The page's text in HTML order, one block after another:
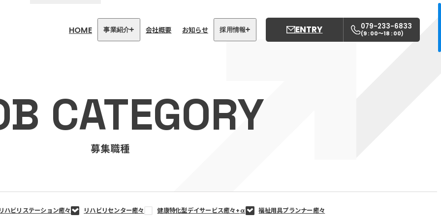
HOME 事業紹介
リハビリセンター癒々
健康特化型デイサービス癒々＋
α
福祉用具プランナー癒々
姫路中央保育園
会社概要 お知らせ 採用情報 ENTRY 079-233-6833
(9 : 00〜18 : 00)
CATEGORY
募集職種
ハビリステーション癒々 リハビリセンター癒々 健康特化型デイサービス癒々+α 福祉用具プランナー癒々